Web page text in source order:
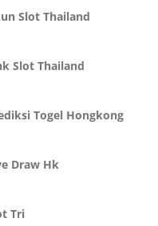
Slot Thailand
Slot Thailand
Togel Hongkong
Draw Hk
Tri